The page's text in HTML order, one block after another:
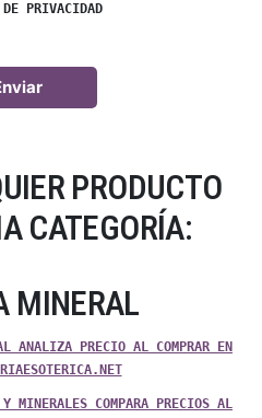
PRIVACIDAD
PRODUCTO
CATEGORÍA:
MINERAL
ANALIZA PRECIO AL COMPRAR EN
MINERALES COMPARA PRECIOS AL